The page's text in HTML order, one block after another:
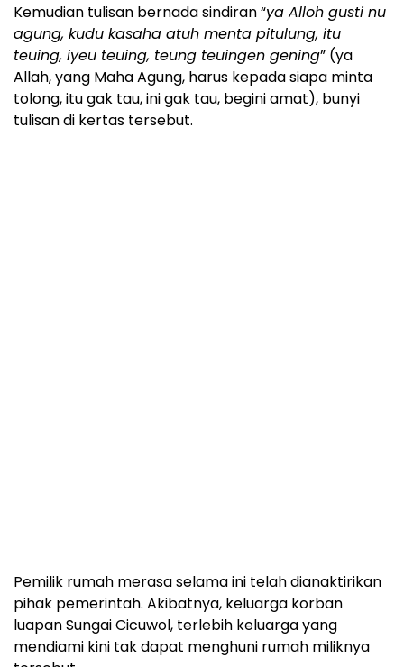
Kemudian tulisan bernada sindiran “ya Alloh gusti nu
agung, kudu kasaha atuh menta pitulung, itu
teuing, iyeu teuing, teung teuingen gening” (ya
Allah, yang Maha Agung, harus kepada siapa minta
tolong, itu gak tau, ini gak tau, begini amat), bunyi
tulisan di kertas tersebut.
Pemilik rumah merasa selama ini telah dianaktirikan
pihak pemerintah. Akibatnya, keluarga korban
luapan Sungai Cicuwol, terlebih keluarga yang
mendiami kini tak dapat menghuni rumah miliknya